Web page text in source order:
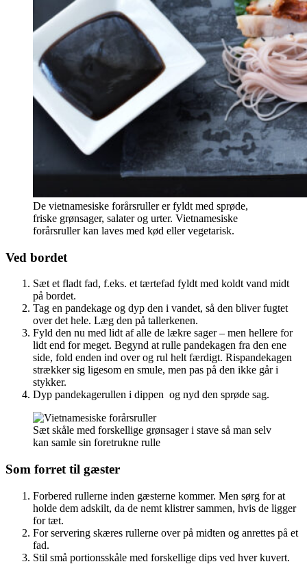
De vietnamesiske forårsruller er fyldt med sprøde,
friske grønsager, salater og urter. Vietnamesiske
forårsruller kan laves med kød eller vegetarisk.
Ved bordet
Sæt et fladt fad, f.eks. et tærtefad fyldt med koldt vand midt
på bordet.
Tag en pandekage og dyp den i vandet, så den bliver fugtet
over det hele. Læg den på tallerkenen.
Fyld den nu med lidt af alle de lækre sager – men hellere for
lidt end for meget. Begynd at rulle pandekagen fra den ene
side, fold enden ind over og rul helt færdigt. Rispandekagen
strækker sig ligesom en smule, men pas på den ikke går i
stykker.
Dyp pandekagerullen i dippen og nyd den sprøde sag.
Sæt skåle med forskellige grønsager i stave så man selv
kan samle sin foretrukne rulle
Som forret til gæster
Forbered rullerne inden gæsterne kommer. Men sørg for at
holde dem adskilt, da de nemt klistrer sammen, hvis de ligger
for tæt.
For servering skæres rullerne over på midten og anrettes på et
fad.
Stil små portionsskåle med forskellige dips ved hver kuvert.